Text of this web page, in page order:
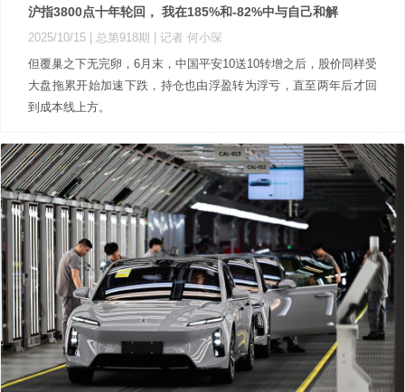
沪指3800点十年轮回， 我在185%和-82%中与自己和解
2025/10/15 | 总第918期
| 记者 何小琛
但覆巢之下无完卵，6月末，中国平安10送10转增之后，股价同样受
大盘拖累开始加速下跌，持仓也由浮盈转为浮亏，直至两年后才回
到成本线上方。